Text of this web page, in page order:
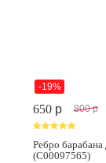
-19%
650 p 800 p
Ребро
(C00097565)